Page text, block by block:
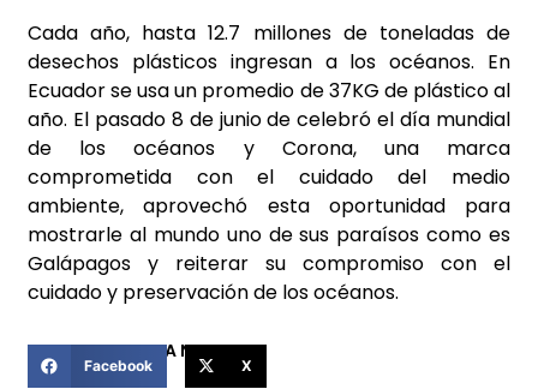
Cada año, hasta 12.7 millones de toneladas de
desechos plásticos ingresan a los océanos. En
Ecuador se usa un promedio de 37KG de plástico al
año. El pasado 8 de junio de celebró el día mundial
de los océanos y Corona, una marca
comprometida con el cuidado del medio
ambiente, aprovechó esta oportunidad para
mostrarle al mundo uno de sus paraísos como es
Galápagos y reiterar su compromiso con el
cuidado y preservación de los océanos.
COMPARTIR ESTA NOTICIA
Facebook X